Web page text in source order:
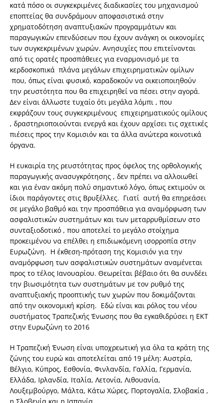
κατά πόσο οι συγκεκριμένες διαδικασίες του μηχανισμού
εποπτείας θα συνδράμουν αποφασιστικά στην
χρηματοδότηση αναπτυξιακών προγραμμάτων και
παραγωγικών επενδύσεων που έχουν ανάγκη οι οικονομίες
των συγκεκριμένων χωρών. Ανησυχίες που επιτείνονται
από τις ορατές προσπάθειες για εναρμονισμό με τα
κερδοσκοπικά πλάνα μεγάλων επιχειρηματικών ομίλων
που, όπως είναι φυσικό, καραδοκούν να οικειοποιηθούν
την ρευστότητα που θα επιχειρηθεί να πέσει στην αγορά.
Δεν είναι άλλωστε τυχαίο ότι μεγάλα λόμπι , που
εκφράζουν τους συγκεκριμένους επιχειρηματικούς ομίλους
, δραστηριοποιούνται ενεργά και έχουν αρχίσει τις σχετικές
πιέσεις προς την Κομισιόν και τα άλλα ανώτερα κοινοτικά
όργανα.
Η ευκαιρία της ρευστότητας προς όφελος της ορθολογικής
παραγωγικής ανασυγκρότησης , δεν πρέπει να αλλοιωθεί
και για έναν ακόμη πολύ σημαντικό λόγο, όπως εκτιμούν οι
ίδιοι παράγοντες στις Βρυξέλλες. Γιατί αυτή θα επηρεάσει
σε μεγάλο βαθμό και την προσπάθεια για αναμόρφωση των
ασφαλιστικών συστημάτων και των μεταρρυθμίσεων στο
συνταξιοδοτικό , που αποτελεί το μεγάλο στοίχημα
προκειμένου να επέλθει η επιδιωκόμενη ισορροπία στην
Ευρωζώνη. Η έκθεση-πρόταση της Κομισιόν για την
αναμόρφωση των ασφαλιστικών συστημάτων αναμένεται
προς το τέλος Ιανουαρίου. Θεωρείται βέβαιο ότι θα συνδέει
την βιωσιμότητα των συστημάτων με τον ρυθμό της
αναπτυξιακής προοπτικής των χωρών που δοκιμάζονται
από την οικονομική κρίση. Εδώ είναι και ρόλος του νέου
συστήματος Τραπεζικής Ένωσης που θα εγκαθιδρύσει η ΕΚΤ
στην Ευρωζώνη το 2016
Η Τραπεζική Ένωση είναι υποχρεωτική για όλα τα κράτη της
ζώνης του ευρώ και αποτελείται από 19 μέλη: Αυστρία,
Βέλγιο, Κύπρος, Εσθονία, Φινλανδία, Γαλλία, Γερμανία,
Ελλάδα, Ιρλανδία, Ιταλία, Λετονία, Λιθουανία,
Λουξεμβούργο, Μάλτα, Κάτω Χώρες, Πορτογαλία, Σλοβακία ,